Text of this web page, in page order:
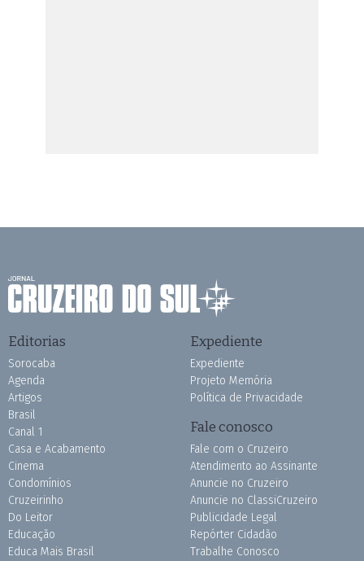
Editorias
Sorocaba
Agenda
Artigos
Brasil
Canal 1
Casa e Acabamento
Cinema
Condomínios
Cruzeirinho
Do Leitor
Educação
Educa Mais Brasil
Expediente
Expediente
Projeto Memória
Política de Privacidade
Fale conosco
Fale com o Cruzeiro
Atendimento ao Assinante
Anuncie no Cruzeiro
Anuncie no ClassiCruzeiro
Publicidade Legal
Repórter Cidadão
Trabalhe Conosco